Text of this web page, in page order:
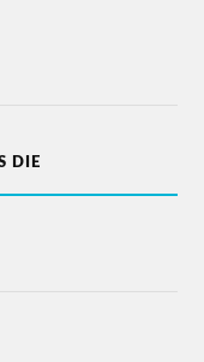
DIE